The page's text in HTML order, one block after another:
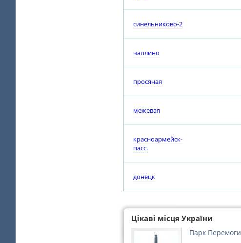
синельниково-2
чаплино
просяная
межевая
красноармейск-
пасс.
донецк
Цікаві місця України
Парк Перемоги